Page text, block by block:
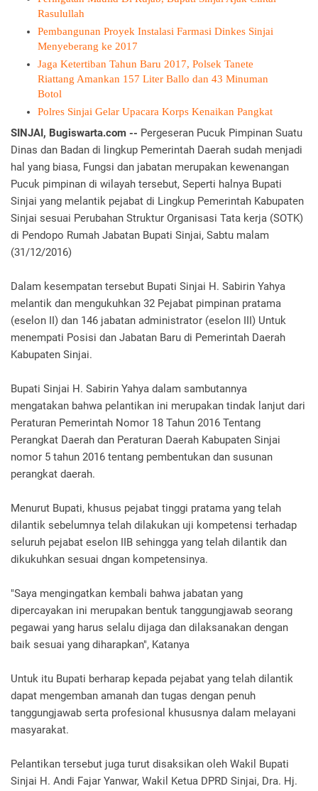
Rasulullah
Pembangunan Proyek Instalasi Farmasi Dinkes Sinjai
Menyeberang ke 2017
Jaga Ketertiban Tahun Baru 2017, Polsek Tanete
Riattang Amankan 157 Liter Ballo dan 43 Minuman
Botol
Polres Sinjai Gelar Upacara Korps Kenaikan Pangkat
SINJAI, Bugiswarta.com -- Pergeseran Pucuk Pimpinan Suatu
Dinas dan Badan di lingkup Pemerintah Daerah sudah menjadi
hal yang biasa, Fungsi dan jabatan merupakan kewenangan
Pucuk pimpinan di wilayah tersebut, Seperti halnya Bupati
Sinjai yang melantik pejabat di Lingkup Pemerintah Kabupaten
Sinjai sesuai Perubahan Struktur Organisasi Tata kerja (SOTK)
di Pendopo Rumah Jabatan Bupati Sinjai, Sabtu malam
(31/12/2016)‎
Dalam kesempatan tersebut Bupati Sinjai H. Sabirin Yahya
melantik dan mengukuhkan 32 Pejabat pimpinan pratama
(eselon II) dan 146 jabatan administrator (eselon III) Untuk
menempati Posisi dan Jabatan Baru di Pemerintah Daerah
Kabupaten Sinjai.
Bupati Sinjai H. Sabirin Yahya dalam sambutannya
mengatakan bahwa pelantikan ini merupakan tindak lanjut dari
Peraturan Pemerintah Nomor 18 Tahun 2016 Tentang
Perangkat Daerah dan Peraturan Daerah Kabupaten Sinjai
nomor 5 tahun 2016 tentang pembentukan dan susunan
perangkat daerah.
Menurut Bupati, khusus pejabat tinggi pratama yang telah
dilantik sebelumnya telah dilakukan uji kompetensi terhadap
seluruh pejabat eselon IIB sehingga yang telah dilantik dan
dikukuhkan sesuai dngan kompetensinya.
"Saya mengingatkan kembali bahwa jabatan yang
dipercayakan ini merupakan bentuk tanggungjawab seorang
pegawai yang harus selalu dijaga dan dilaksanakan dengan
baik sesuai yang diharapkan", Katanya
Untuk itu Bupati berharap kepada pejabat yang telah dilantik
dapat mengemban amanah dan tugas dengan penuh
tanggungjawab serta profesional khususnya dalam melayani
masyarakat.
Pelantikan tersebut juga turut disaksikan oleh Wakil Bupati
Sinjai H. Andi Fajar Yanwar, Wakil Ketua DPRD Sinjai, Dra. Hj.